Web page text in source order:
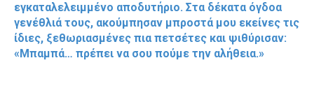
εγκαταλελειμμένο αποδυτήριο. Στα δέκατα όγδοα
γενέθλιά τους, ακούμπησαν μπροστά μου εκείνες τις
ίδιες, ξεθωριασμένες πια πετσέτες και ψιθύρισαν:
«Μπαμπά… πρέπει να σου πούμε την αλήθεια.»